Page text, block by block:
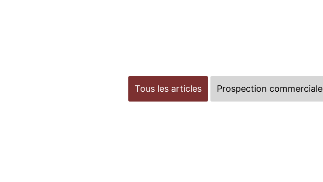
Tous les articles Prospection commerciale